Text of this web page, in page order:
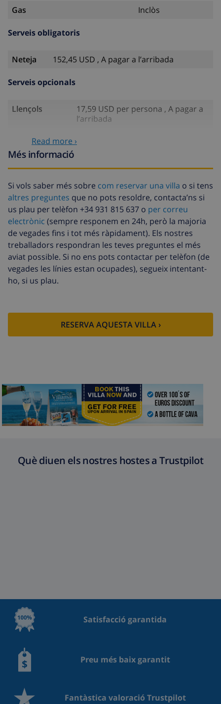
Gas Inclòs
Serveis obligatoris
Neteja 152,45 USD , A pagar a l’arribada
Serveis opcionals
Llençols
17,59 USD per persona , A pagar a
l’arribada
Tovalloles
l’arribada
Llenca extra
17,59 USD per persona , A pagar a
l’arribada
Tovalloles
extra
8,80 USD per persona , A pagar a
l’arribada
Sortida
tardana
113,75 USD
Neteja extra
Basat en el consum d’energia
(52,77 USD/HOUR)
Read more ›
Més informació
Si vols saber més sobre com reservar una villa o si tens
altres preguntes que no pots resoldre, contacta’ns si
us plau per telèfon +34 931 815 637 o per correu
electrònic (sempre responem en 24h, però la majoria
de vegades fins i tot més ràpidament). Els nostres
treballadors respondran les teves preguntes el més
aviat possible. Si no ens pots contactar per telèfon (de
vegades les línies estan ocupades), segueix intentant-
ho, si us plau.
RESERVA AQUESTA VILLA ›
Què diuen els nostres hostes a Trustpilot
Satisfacció garantida
Preu més baix garantit
Fantàstica valoració Trustpilot